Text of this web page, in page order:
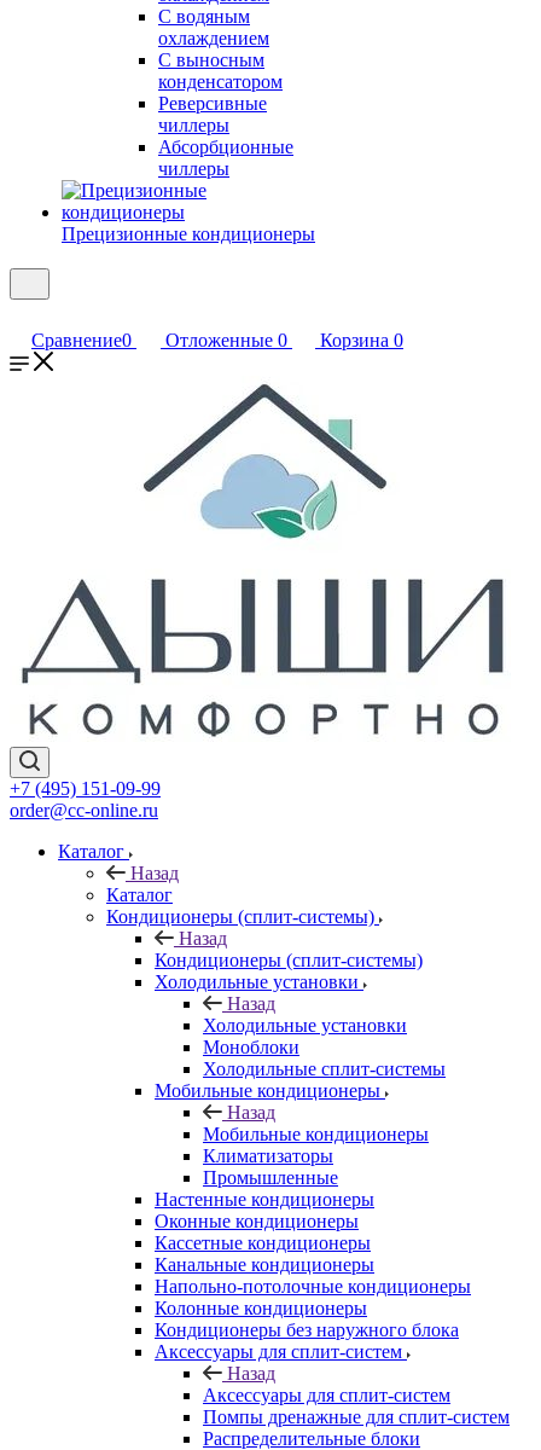
С водяным
охлаждением
С выносным
конденсатором
Реверсивные
чиллеры
Абсорбционные
чиллеры
Прецизионные кондиционеры
Сравнение0 Отложенные 0 Корзина 0
+7 (495) 151-09-99
order@cc-online.ru
Каталог
Назад
Каталог
Кондиционеры (сплит-системы)
Назад
Кондиционеры (сплит-системы)
Холодильные установки
Назад
Холодильные установки
Моноблоки
Холодильные сплит-системы
Мобильные кондиционеры
Назад
Мобильные кондиционеры
Климатизаторы
Промышленные
Настенные кондиционеры
Оконные кондиционеры
Кассетные кондиционеры
Канальные кондиционеры
Напольно-потолочные кондиционеры
Колонные кондиционеры
Кондиционеры без наружного блока
Аксессуары для сплит-систем
Назад
Аксессуары для сплит-систем
Помпы дренажные для сплит-систем
Распределительные блоки